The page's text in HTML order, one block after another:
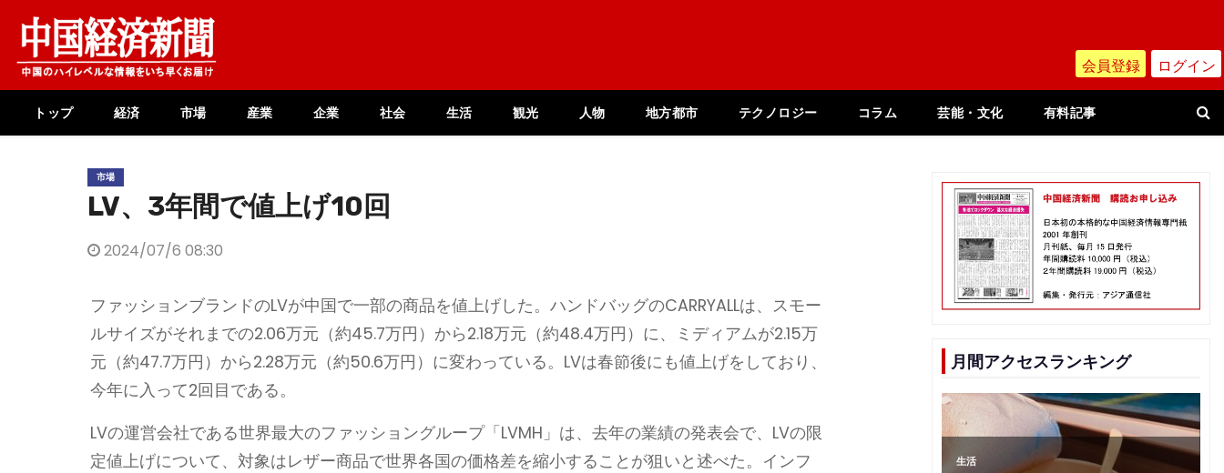
content
会員登録 ログイン
トップ 経済 市場 産業 企業 社会 生活 観光 人物 地方都市 テクノロジー コラム 芸能・文化 有料記事
市場
LV、3年間で値上げ10回
2024/07/6 08:30
ファッションブランドのLVが中国で一部の商品を値上げした。ハンドバッグのCARRYALLは、スモー
ルサイズがそれまでの2.06万元（約45.7万円）から2.18万元（約48.4万円）に、ミディアムが2.15万
元（約47.7万円）から2.28万元（約50.6万円）に変わっている。LVは春節後にも値上げをしており、
今年に入って2回目である。
LVの運営会社である世界最大のファッショングループ「LVMH」は、去年の業績の発表会で、LVの限
定値上げについて、対象はレザー商品で世界各国の価格差を縮小することが狙いと述べた。インフ
月間アクセスランキング